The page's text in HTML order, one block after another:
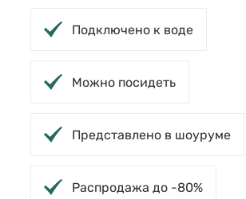
Подключено к воде
Можно посидеть
Представлено в шоуруме
Распродажа до -80%